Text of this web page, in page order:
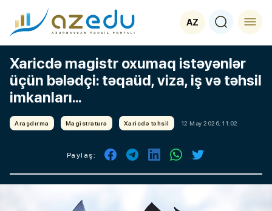
AZ
Xaricdə magistr oxumaq istəyənlər
üçün bələdçi: təqaüd, viza, iş və təhsil
imkanları...
Araşdırma Magistratura Xaricdə təhsil 12 May 2026, 11:02
Paylaş: